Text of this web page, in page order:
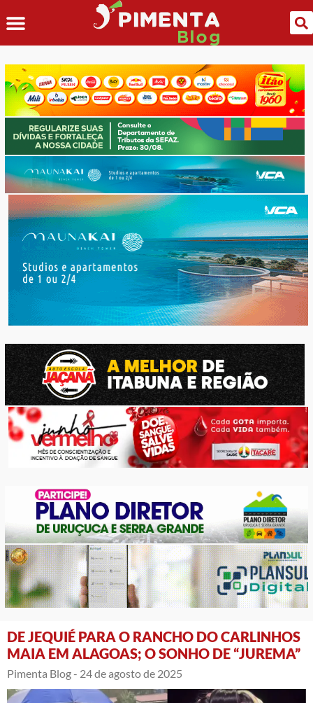
DE JEQUIÉ PARA O RANCHO DO CARLINHOS
MAIA EM ALAGOAS; O SONHO DE “JUREMA”
Pimenta Blog - 24 de agosto de 2025